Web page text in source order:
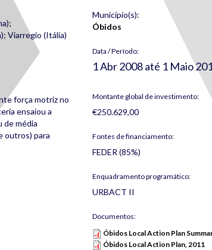
Viarregio (Itália)
força motriz no
ensaiou a
média
outros) para
Município(s):
Óbidos
Data / Período:
1 Abr 2008até 1 Maio
Montante global de investimento:
€250.629,00
Fontes de financiamento:
FEDER (85%)
Enquadramento programático:
URBACT II
Documentos:
Óbidos Local Action Plan
Óbidos Local Action Plan, 2011